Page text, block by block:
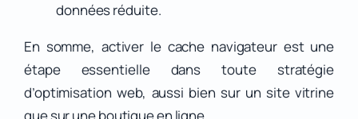
données réduite.
En somme, activer le cache navigateur est une
étape essentielle dans toute stratégie
d’optimisation web, aussi bien sur un site vitrine